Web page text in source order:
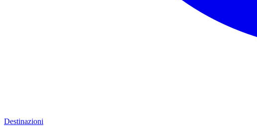
Destinazioni